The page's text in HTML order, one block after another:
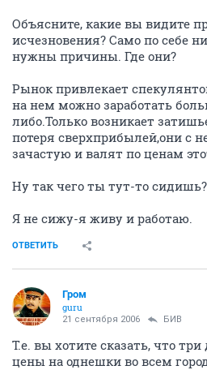
Объясните, какие вы видите
исчезновения? Само по себе
нужны причины. Где они?
Рынок привлекает
на нем можно заработать
либо.Только возникает
потеря сверхприбылей,они с
зачастую и валят по ценам
Ну так чего ты тут-то
Я не сижу-я живу и работаю.
ОТВЕТИТЬ
Гром
guru
21 сентября 2006 БИВ
Т.е. вы хотите сказать, что
цены на однешки во всем